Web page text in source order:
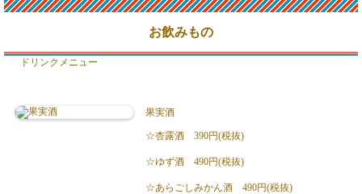
お飲みもの
ドリンクメニュー
果実酒
☆杏露酒 390円(税抜)
☆ゆず酒 490円(税抜)
☆あらごしみかん酒 490円(税抜)